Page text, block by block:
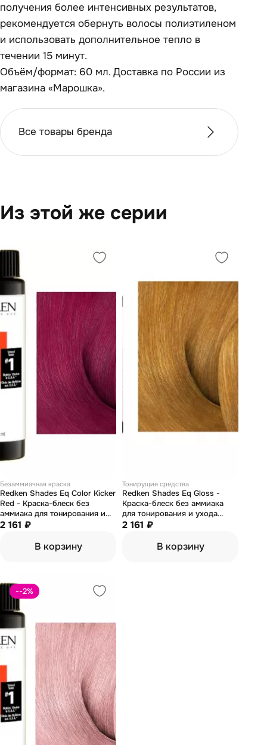
получения более интенсивных результатов,
рекомендуется обернуть волосы полиэтиленом
и использовать дополнительное тепло в
течении 15 минут.
Объём/формат: 60 мл. Доставка по России из
магазина «Марошка».
Все товары бренда
Из этой же серии
Безаммиачная краска
Redken Shades Eq Color Kicker
Red - Краска-блеск без
аммиака для тонирования и
ухода красный 60 мл
2 161 ₽
В корзину
Тонирущие средства
Redken Shades Eq Gloss -
Краска-блеск без аммиака
для тонирования и ухода
Шейдс икью 08KK 60 мл
2 161 ₽
В корзину
--2%